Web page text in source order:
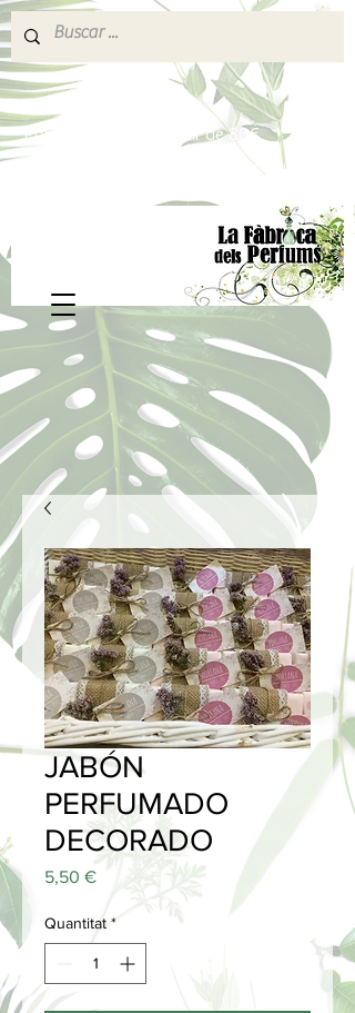
640 377 187
Portes pagados a partir de 80€
lafabricadelsperfums@gmail.com
JABÓN
PERFUMADO
DECORADO
5,50 €Price
Quantitat *